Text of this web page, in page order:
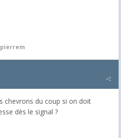
chevrons du coup si on doit
dès le signal ?